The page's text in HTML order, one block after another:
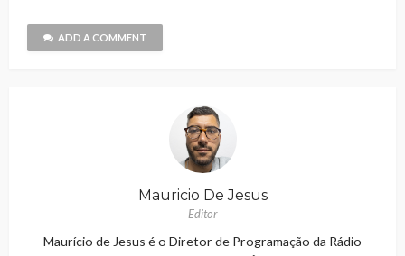
ADD A COMMENT
Mauricio De Jesus
Editor
Maurício de Jesus é o Diretor de Programação da Rádio